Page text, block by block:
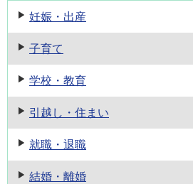
妊娠・出産
子育て
学校・教育
引越し・住まい
就職・退職
結婚・離婚